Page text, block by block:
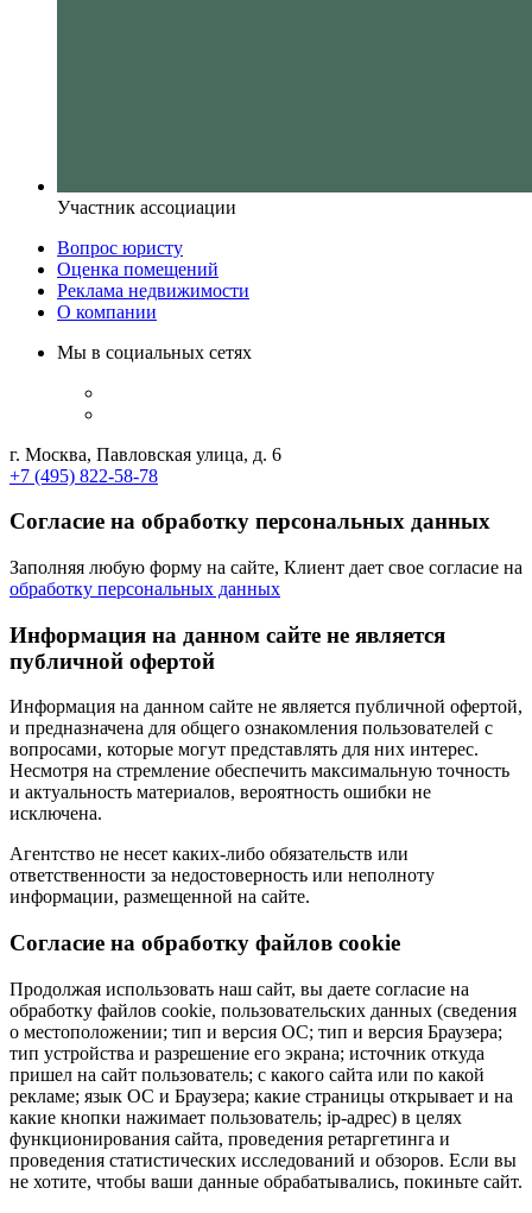
Участник ассоциации
Вопрос юристу
Оценка помещений
Реклама недвижимости
О компании
Мы в социальных сетях
г. Москва, Павловская улица, д. 6
+7 (495) 822-58-78
Согласие на обработку персональных данных
Заполняя любую форму на сайте, Клиент дает свое согласие на
обработку персональных данных
Информация на данном сайте не является
публичной офертой
Информация на данном сайте не является публичной офертой,
и предназначена для общего ознакомления пользователей с
вопросами, которые могут представлять для них интерес.
Несмотря на стремление обеспечить максимальную точность
и актуальность материалов, вероятность ошибки не
исключена.
Агентство не несет каких-либо обязательств или
ответственности за недостоверность или неполноту
информации, размещенной на сайте.
Cогласие на обработку файлов cookie
Продолжая использовать наш сайт, вы даете согласие на
обработку файлов cookie, пользовательских данных (сведения
о местоположении; тип и версия ОС; тип и версия Браузера;
тип устройства и разрешение его экрана; источник откуда
пришел на сайт пользователь; с какого сайта или по какой
рекламе; язык ОС и Браузера; какие страницы открывает и на
какие кнопки нажимает пользователь; ip-адрес) в целях
функционирования сайта, проведения ретаргетинга и
проведения статистических исследований и обзоров. Если вы
не хотите, чтобы ваши данные обрабатывались, покиньте сайт.